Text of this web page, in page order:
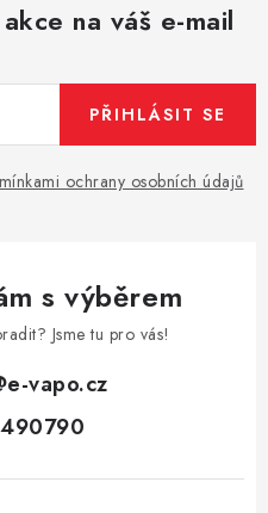
na váš e-mail
ochrany osobních údajů
PŘIHLÁSIT SE
s výběrem
Jsme tu pro vás!
e-vapo.cz